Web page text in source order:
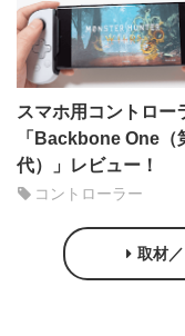
スマホ用コントロー
「Backbone One（
代）」レビュー！
コントローラー
取材